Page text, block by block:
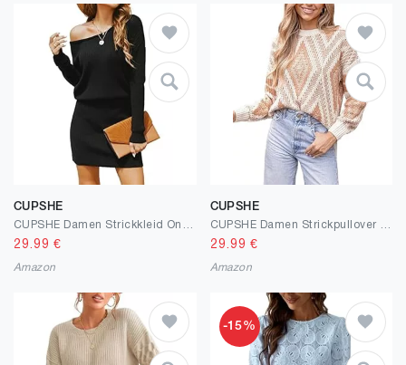
CUPSHE
29.99 €
Amazon
CUPSHE
29.99 €
Amazon
-15%